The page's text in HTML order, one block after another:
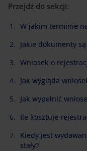
Przejdź do sekcji:
W jakim terminie
Jakie dokumenty
Wniosek o
Jak wygląda
Jak wypełnić
Ile kosztuje
Kiedy jest
stały?